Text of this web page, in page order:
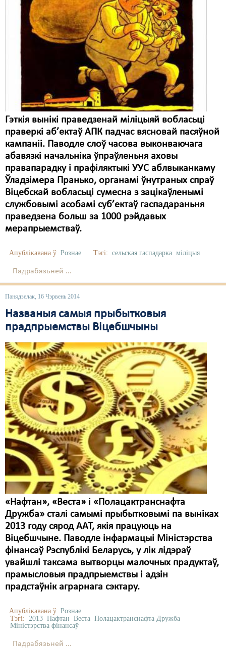
Гэткія вынікі праведзенай міліцыяй вобласьці
праверкі аб’ектаў АПК падчас вясновай пасяўной
кампаніі. Паводле слоў часова выконваючага
абавязкі начальніка ўпраўленьня аховы
правапарадку і прафіляктыкі УУС аблвыканкаму
Ўладзімера Пранько, органамі ўнутраных спраў
Віцебскай вобласьці сумесна з зацікаўленымі
службовымі асобамі суб’ектаў гаспадараньня
праведзена больш за 1000 рэйдавых
мерапрыемстваў.
Апублікавана ў Рознае Тэгі: сельская гаспадарка міліцыя
Падрабязьней ...
Панядзелак, 16 Чэрвень 2014
Названыя самыя прыбытковыя
прадпрыемствы Віцебшчыны
«Нафтан», «Веста» і «Полацактранснафта
Дружба» сталі самымі прыбытковымі па выніках
2013 году сярод ААТ, якія працуюць на
Віцебшчыне. Паводле інфармацыі Міністэрства
фінансаў Рэспублікі Беларусь, у лік лідэраў
увайшлі таксама вытворцы малочных прадуктаў,
прамысловыя прадпрыемствы і адзін
прадстаўнік аграрнага сэктару.
Апублікавана ў Рознае
Тэгі: 2013 Нафтан Веста Полацактранснафта Дружба
Міністэрства фінансаў
Падрабязьней ...